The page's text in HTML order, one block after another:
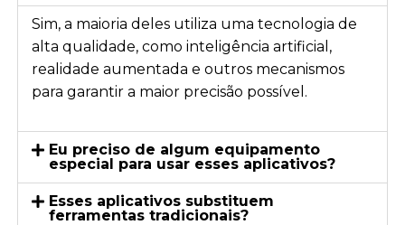
Sim, a maioria deles utiliza uma tecnologia de
alta qualidade, como inteligência artificial,
realidade aumentada e outros mecanismos
para garantir a maior precisão possível.
Eu preciso de algum equipamento
especial para usar esses aplicativos?
Esses aplicativos substituem
ferramentas tradicionais?